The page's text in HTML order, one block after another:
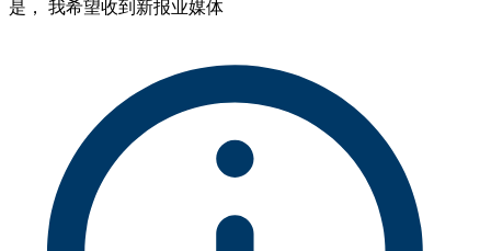
是， 我希望收到新报业媒体